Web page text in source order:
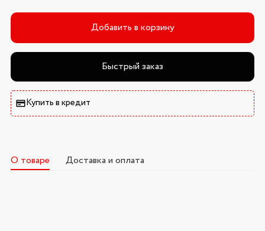
Добавить в корзину
Быстрый заказ
Купить в кредит
О товаре Доставка и оплата